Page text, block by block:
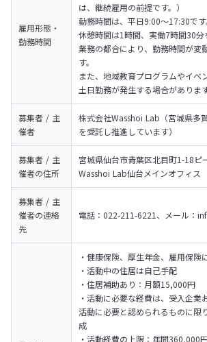
雇用形態・
勤務時間
は、継続雇用の前提です。）
勤務時間は、平日9:00〜17:30です
休憩時間は1時間、実働7時間30分
業務の都合により、勤務時間が変
す。
また、地域教育プログラムやイベ
土日勤務が発生する場合があります
募集者 / 主
催者
株式会社Wasshoi Lab（宮城県多
を受託し推進しています）
募集者 / 主
催者の住所
宮城県仙台市青葉区北目町1-18ピ
Wasshoi Lab仙台メインオフィス
募集者 / 主
催者の連絡
先
電話：022-211-6221、メール：
・健康保険、厚生年金、雇用保険
・活動中の住居は自己手配
・住居補助あり：月額15,000円
・活動に必要な経費は、受入企業
活動に必要と認められるものに限
成
・活動経費の上限：年間360,000